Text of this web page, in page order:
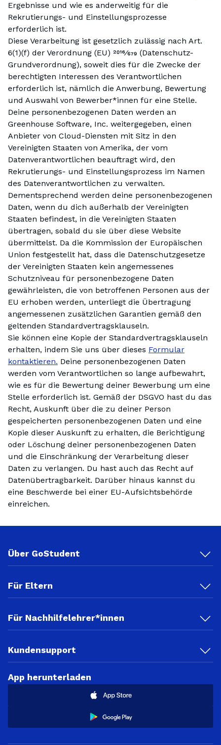
Ergebnisse und wie es anderweitig für die
Rekrutierungs- und Einstellungsprozesse
erforderlich ist.
Diese Verarbeitung ist gesetzlich zulässig nach Art.
6(1)(f) der Verordnung (EU) 2016⁄679 (Datenschutz-
Grundverordnung), soweit dies für die Zwecke der
berechtigten Interessen des Verantwortlichen
erforderlich ist, nämlich die Anwerbung, Bewertung
und Auswahl von Bewerber*innen für eine Stelle.
Deine personenbezogenen Daten werden an
Greenhouse Software, Inc. weitergegeben, einen
Anbieter von Cloud-Diensten mit Sitz in den
Vereinigten Staaten von Amerika, der vom
Datenverantwortlichen beauftragt wird, den
Rekrutierungs- und Einstellungsprozess im Namen
des Datenverantwortlichen zu verwalten.
Dementsprechend werden deine personenbezogenen
Daten, wenn du dich außerhalb der Vereinigten
Staaten befindest, in die Vereinigten Staaten
übertragen, sobald du sie über diese Website
übermittelst. Da die Kommission der Europäischen
Union festgestellt hat, dass die Datenschutzgesetze
der Vereinigten Staaten kein angemessenes
Schutzniveau für personenbezogene Daten
gewährleisten, die von betroffenen Personen aus der
EU erhoben werden, unterliegt die Übertragung
angemessenen zusätzlichen Garantien gemäß den
geltenden Standardvertragsklauseln.
Sie können eine Kopie der Standardvertragsklauseln
erhalten, indem Sie uns über dieses Formular
kontaktieren. Deine personenbezogenen Daten
werden vom Verantwortlichen so lange aufbewahrt,
wie es für die Bewertung deiner Bewerbung um eine
Stelle erforderlich ist. Gemäß der DSGVO hast du das
Recht, Auskunft über die zu deiner Person
gespeicherten personenbezogenen Daten und eine
Kopie dieser Auskunft zu erhalten, die Berichtigung
oder Löschung deiner personenbezogenen Daten
und die Einschränkung der Verarbeitung dieser
Daten zu verlangen. Du hast auch das Recht auf
Datenübertragbarkeit. Darüber hinaus kannst du
eine Beschwerde bei einer EU-Aufsichtsbehörde
einreichen.
Über GoStudent
Für Eltern
Für Nachhilfelehrer*innen
Kundensupport
App herunterladen